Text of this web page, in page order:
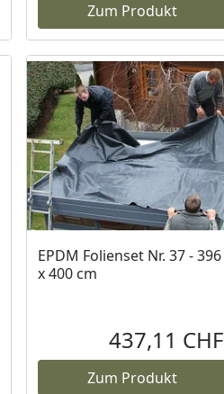
Zum Produkt
EPDM Folienset Nr. 37 - 396
x 400 cm
437,11 CHF
Zum Produkt